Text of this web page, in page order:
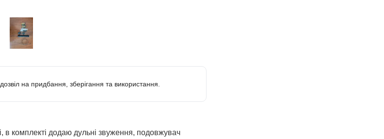
на придбання, зберігання та використання.
комплекті додаю дульні звуження, подовжувач